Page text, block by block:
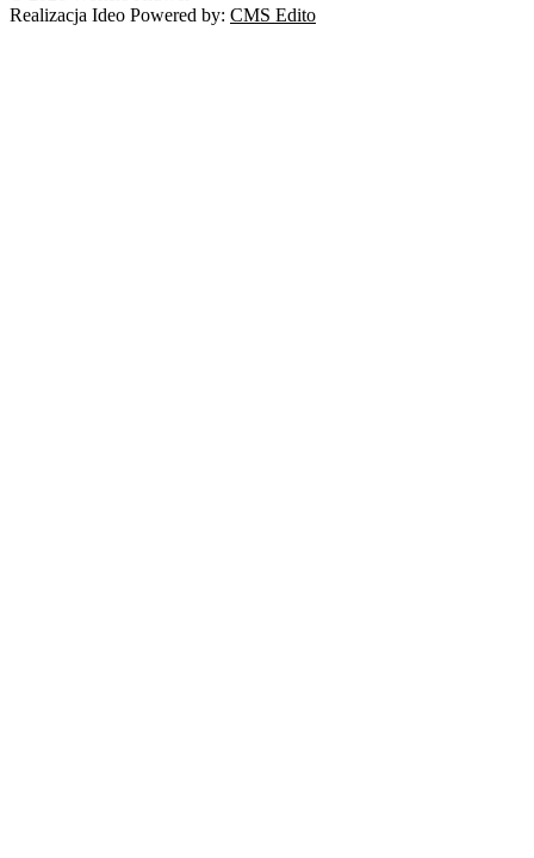
Realizacja Ideo Powered by: CMS Edito